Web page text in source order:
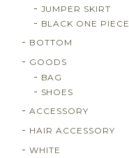
JUMPER SKIRT
BLACK ONE PIECE
BOTTOM
GOODS
BAG
SHOES
ACCESSORY
HAIR ACCESSORY
WHITE